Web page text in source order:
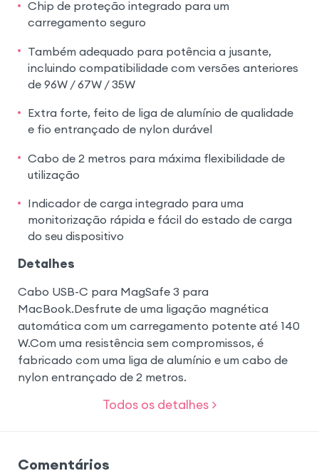
Chip de proteção integrado para um
carregamento seguro
Também adequado para potência a jusante,
incluindo compatibilidade com versões anteriores
de 96W / 67W / 35W
Extra forte, feito de liga de alumínio de qualidade
e fio entrançado de nylon durável
Cabo de 2 metros para máxima flexibilidade de
utilização
Indicador de carga integrado para uma
monitorização rápida e fácil do estado de carga
do seu dispositivo
Detalhes
Cabo USB-C para MagSafe 3 para
MacBook.Desfrute de uma ligação magnética
automática com um carregamento potente até 140
W.Com uma resistência sem compromissos, é
fabricado com uma liga de alumínio e um cabo de
nylon entrançado de 2 metros.
Todos os detalhes >
Comentários